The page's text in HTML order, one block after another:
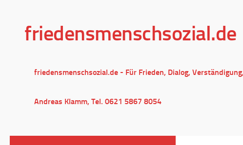
friedensmenschsozial.de
friedensmenschsozial.de - Für Frieden, Dialog,
Andreas Klamm, Tel. 0621 5867 8054